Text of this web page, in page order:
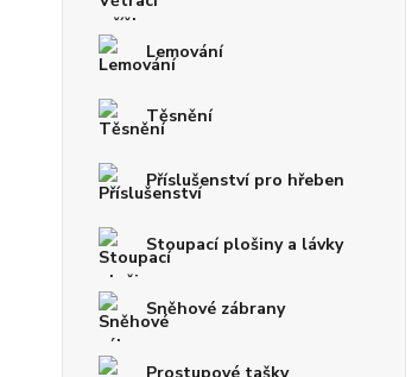
Lemování
Těsnění
Příslušenství pro hřeben
Stoupací plošiny a lávky
Sněhové zábrany